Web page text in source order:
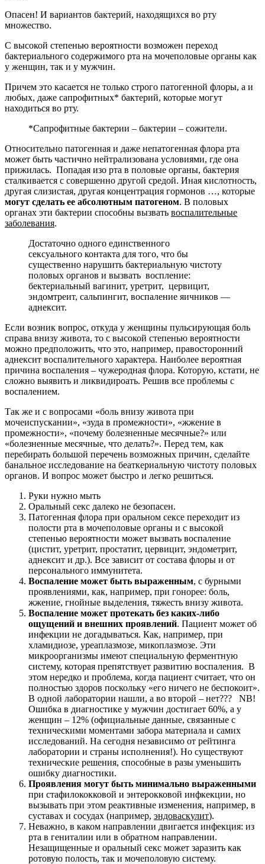
Опасен! И вариантов бактерий, находящихся во рту
множество.
С высокой степенью вероятности возможен переход
бактериального содержимого рта на мочеполовые органы как
у женщин, так и у мужчин.
Причем это касается не только строго патогенной флоры, а и
любых, даже сапрофитных* бактерий, которые могут
находиться во рту.
*Сапрофитные бактерии – бактерии – сожители.
Относительно патогенная и даже непатогенная флора рта
может быть частично нейтрализована условиями, где она
прижилась. Попадая изо рта в половые органы, бактерия
сталкивается с совершенно другой средой. Иная кислотность,
другая слизистая, другая концентрация гормонов …, которые
могут сделать ее абсолютным патогеном. В половых
органах эти бактерии способны вызвать воспалительные
заболевания.
Достаточно одного единственного
сексуального контакта для того, что бы
существенно нарушить бактериальную чистоту
половых органов и вызвать воспление:
бектериальный вагинит, уретрит, цервицит,
эндомтреит, сальпингит, воспаление яичников —
аднексит.
Если возник вопрос, откуда у женщины пульсирующая боль
справа внизу живота, то с высокой степенью вероятности
можно предположить, что это, например, правосторонний
аднексит воспалительного характера. Наиболее вероятная
причина воспаления – чужеродная флора. Которую, кстати, не
сложно выявить и ликвидироать. Решив все проблемы с
воспалением.
Так же и с вопросами «боль внизу живота при
мочеиспускании», «зуда в промежности», «жжение в
промежности», «почему болезненные месячные?» или
«болезненные месячные, что делать?». Перед тем, как
перебирать большой перечень возможных причин, сделайте
банальное исследование на беаткериальную чистоту половых
органов. И вопрос может быстро и легко решиться.
Руки нужно мыть
Оральный секс далеко не безопасен.
Патогенная флора при оральном сексе переходит из
полости рта в мочеполовые органы и с высокой
степенью вероятности может вызвать воспаление
(цистит, уретрит, простатит, цервицит, эндометрит,
аднексит и др.). Все зависит от состава флоры и от
персонального иммунитета.
Воспаление может быть выраженным, с бурными
проявлениями, как, например, при гонорее: боль,
жжение, гнойные выделения, тяжесть внизу живота.
Воспаление может протекать без каких-либо
ощущений и внешних проявлений. Пациент может об
инфекции не догадываться. Как, например, при
хламидиозе, уреаплазмозе, микоплазмозе. Эти
микроорганизмы имеют специальную ферментную
систему, которая препятствует развитию воспаления. В
этом нередко и проблема, когда пациент считает, что он
полностью здоров поскольку «его ничего не беспокоит».
В одной лаборатории нашли, а во второй – нет??? NB!
Ошибка в диагностике у мужчин достигает 60%, а у
женщин – 12% (официальные данные, связанные с
техническими моментами забора материала и самих
исследований. На сегодня независимо от рейтинга
лаборатории и страны исполнения!). Но существуют
технические решения, способные в разы уменьшить
ошибку диагностики.
Проявления могут быть минимально выраженными
при стафилококковой и энтерокковой инфкекции, но
вызывать при этом реактивные изменения, например, в
суставах и сосудах (например, эндоваскулит).
Неважно, в каком направлении двигается инфекция: из
рта в гениталии или в обратном направлении.
Незащищенные и оральный секс может заразить как
ротовую полость, так и мочеполовую систему.